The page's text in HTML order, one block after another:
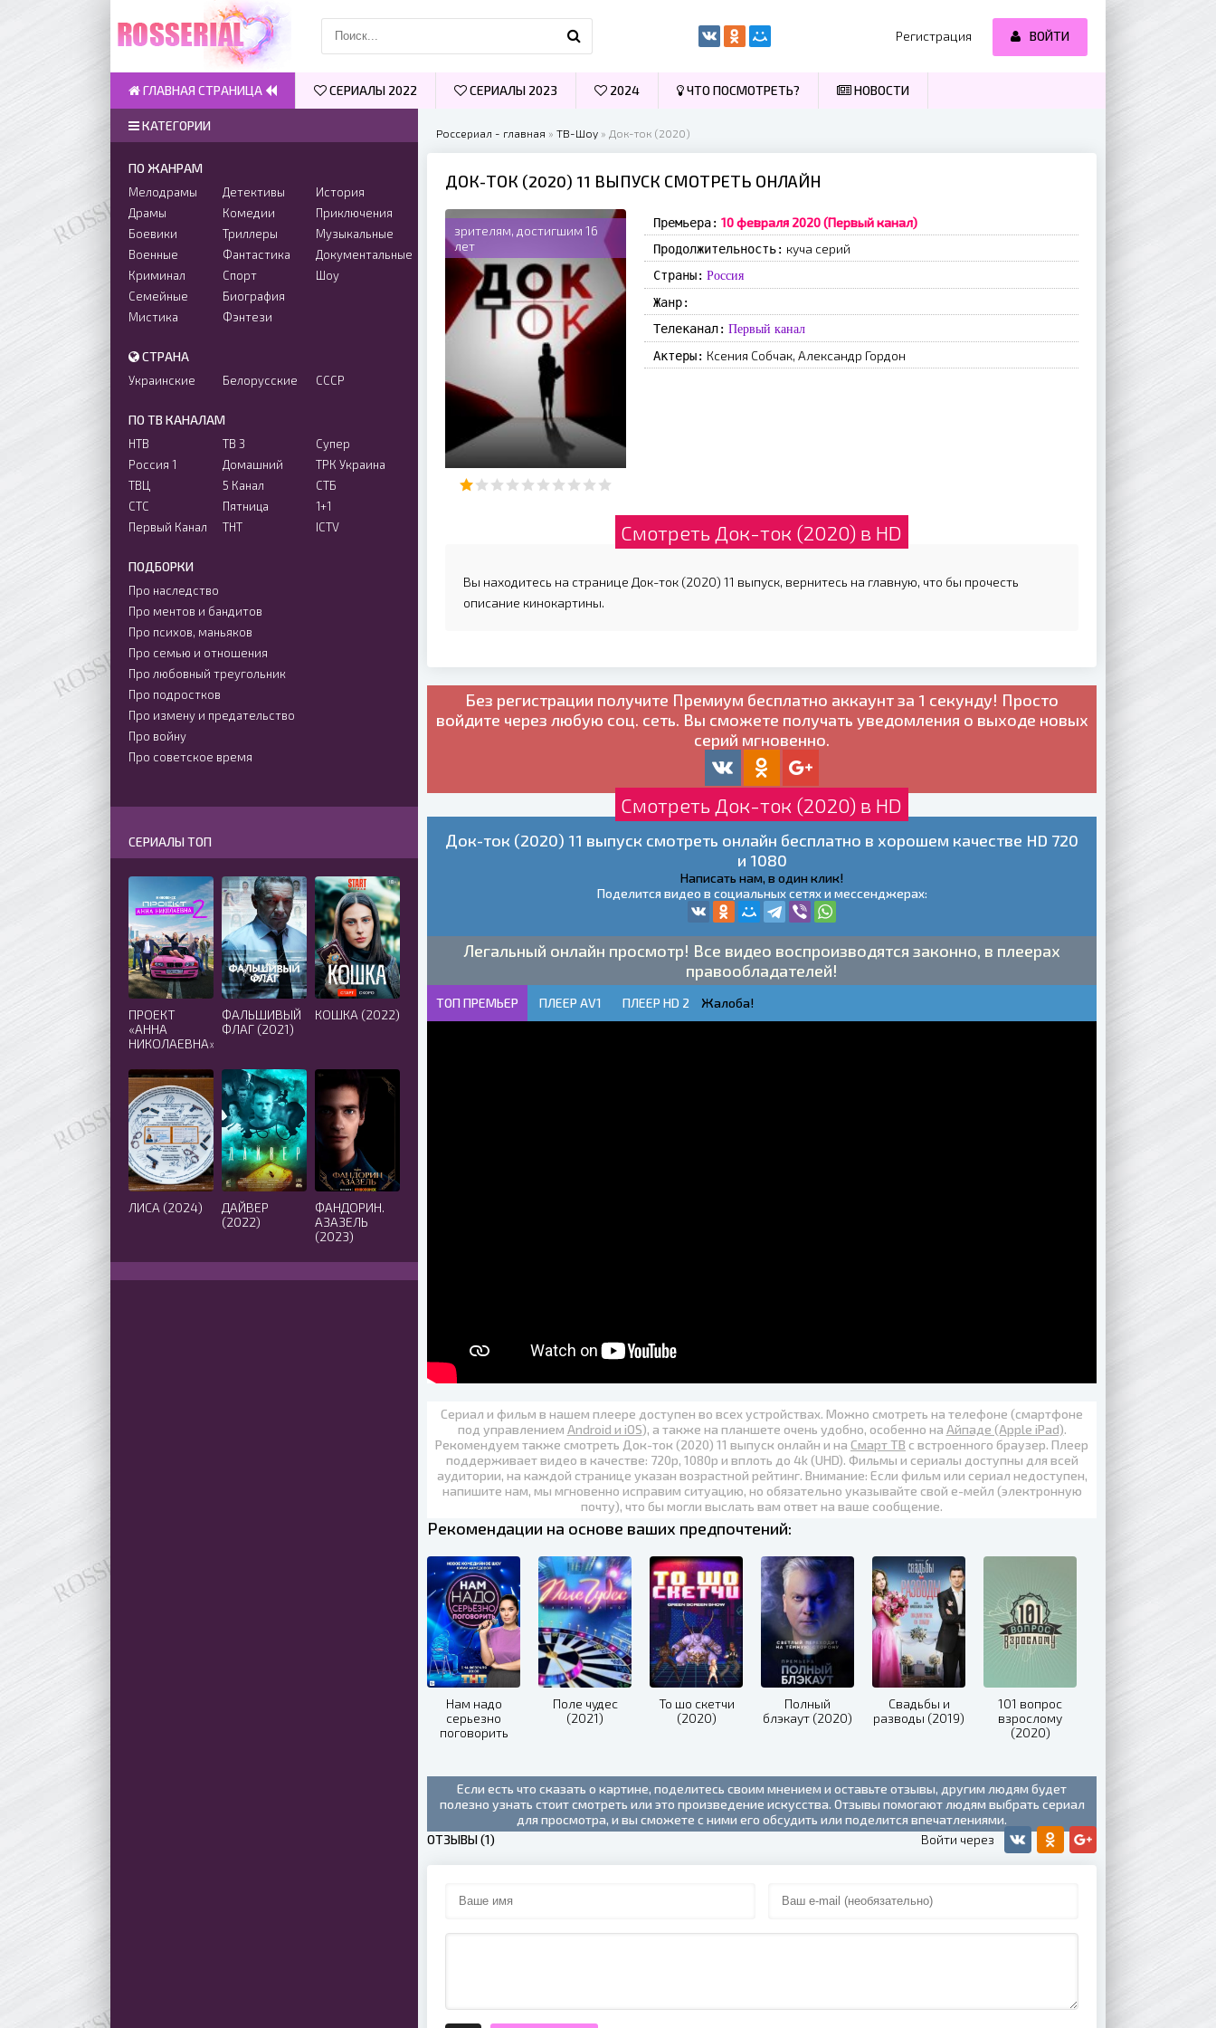
Россериал - главная » ТВ-Шоу » Док-ток (2020)
ДОК-ТОК (2020) 11 ВЫПУСК СМОТРЕТЬ ОНЛАЙН
зрителям, достигшим 16
лет
Премьера: 10 февраля 2020 (Первый канал)
Продолжительность: куча серий
Страны: Россия
Жанр:
Телеканал: Первый канал
Актеры: Ксения Собчак, Александр Гордон
Смотреть Док-ток (2020) в HD
Вы находитесь на странице Док-ток (2020) 11 выпуск, вернитесь на главную, что бы прочесть
описание кинокартины.
Без регистрации получите Премиум бесплатно аккаунт за 1 секунду! Просто
войдите через любую соц. сеть. Вы сможете получать уведомления о выходе новых
серий мгновенно.
Смотреть Док-ток (2020) в HD
Док-ток (2020) 11 выпуск смотреть онлайн бесплатно в хорошем качестве HD 720
и 1080
Написать нам, в один клик!
Поделится видео в социальных сетях и мессенджерах:
Легальный онлайн просмотр! Все видео воспроизводятся законно, в плеерах
правообладателей!
ТОП ПРЕМЬЕР ПЛЕЕР AV1 ПЛЕЕР HD 2 Жалоба!
Сериал и фильм в нашем плеере доступен во всех устройствах. Можно смотреть на телефоне (смартфоне
под управлением Android и iOS), а также на планшете очень удобно, особенно на Айпаде (Apple iPad).
Рекомендуем также смотреть Док-ток (2020) 11 выпуск онлайн и на Смарт ТВ с встроенного браузер. Плеер
поддерживает видео в качестве: 720p, 1080p и вплоть до 4k (UHD). Фильмы и сериалы доступны для всей
аудитории, на каждой странице указан возрастной рейтинг. Внимание: Если фильм или сериал недоступен,
напишите нам, мы мгновенно исправим ситуацию, но обязательно указывайте свой е-мейл (электронную
почту), что бы могли выслать вам ответ на ваше сообщение.
Рекомендации на основе ваших предпочтений:
Нам надо
серьезно
поговорить
Поле чудес
(2021)
То шо скетчи
(2020)
Полный
блэкаут (2020)
Свадьбы и
разводы (2019)
101 вопрос
взрослому
(2020)
Если есть что сказать о картине, поделитесь своим мнением и оставьте отзывы, другим людям будет
полезно узнать стоит смотреть или это произведение искусства. Отзывы помогают людям выбрать сериал
для просмотра, и вы сможете с ними его обсудить или поделится впечатлениями.
ОТЗЫВЫ (1)
КАТЕГОРИИ
ПО ЖАНРАМ
Мелодрамы
Драмы
Боевики
Военные
Криминал
Семейные
Мистика
Детективы
Комедии
Триллеры
Фантастика
Спорт
Биография
Фэнтези
История
Приключения
Музыкальные
Документальные
Шоу
СТРАНА
Украинские Белорусские СССР
ПО ТВ КАНАЛАМ
НТВ
Россия 1
ТВЦ
СТС
Первый Канал
ТВ 3
Домашний
5 Канал
Пятница
ТНТ
Супер
ТРК Украина
СТБ
1+1
ICTV
ПОДБОРКИ
Про наследство
Про ментов и бандитов
Про психов, маньяков
Про семью и отношения
Про любовный треугольник
Про подростков
Про измену и предательство
Про войну
Про советское время
СЕРИАЛЫ ТОП
ПРОЕКТ
«АННА
НИКОЛАЕВНА»
(2021)
ФАЛЬШИВЫЙ
ФЛАГ (2021)
КОШКА (2022)
ЛИСА (2024)
ДАЙВЕР
(2022)
ФАНДОРИН.
АЗАЗЕЛЬ
(2023)
Регистрация ВОЙТИ
ГЛАВНАЯ СТРАНИЦА СЕРИАЛЫ 2022 СЕРИАЛЫ 2023 2024 ЧТО ПОСМОТРЕТЬ? НОВОСТИ